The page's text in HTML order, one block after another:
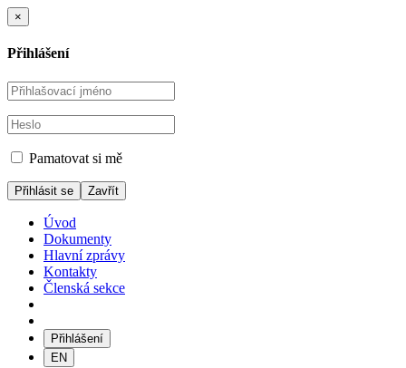
×
Přihlášení
Pamatovat si mě
Zavřít
Úvod
Dokumenty
Hlavní zprávy
Kontakty
Členská sekce
Přihlášení
EN